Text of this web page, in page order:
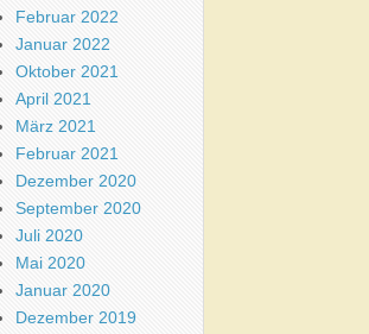
Februar 2022
Januar 2022
Oktober 2021
April 2021
März 2021
Februar 2021
Dezember 2020
September 2020
Juli 2020
Mai 2020
Januar 2020
Dezember 2019